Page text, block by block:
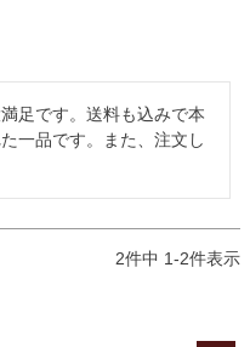
足です。送料も込みで本
一品です。また、注文し
2件中 1-2件表示